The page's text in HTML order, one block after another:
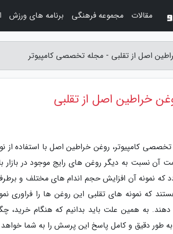
اصل از تقلبی - مجله تخصصی کامپیوتر
خراطین اصل از تقلبی
کامپیوتر، روغن خراطین اصل با استفاده
آن نسبت به دیگر روغن های رایج موجود در بازار
که نمونه آن افزایش حجم اندام های مختلف و
که نمونه های تقلبی این روغن ها را فراوری
دهند. به همین علت باید بدانیم که هنگام
طور دقیق و کامل پاسخ این پرسش را به شما خواهد
مقالات مجموعه فرهنگی برنامه های ورزش